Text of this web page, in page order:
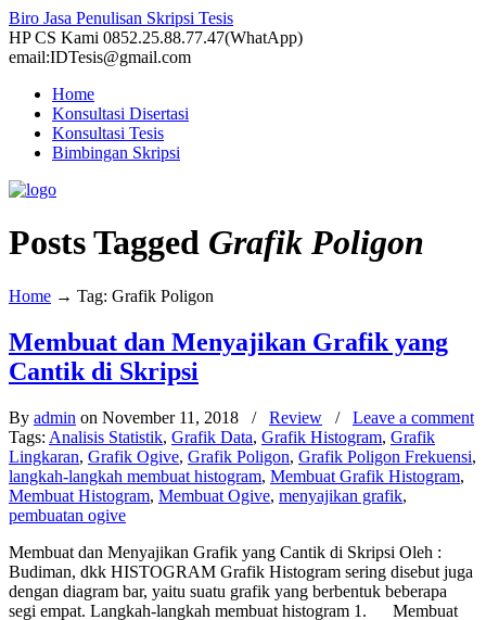
Biro Jasa Penulisan Skripsi Tesis
HP CS Kami 0852.25.88.77.47(WhatApp)
email:IDTesis@gmail.com
Home
Konsultasi Disertasi
Konsultasi Tesis
Bimbingan Skripsi
Posts Tagged Grafik Poligon
Home → Tag: Grafik Poligon
Membuat dan Menyajikan Grafik yang
Cantik di Skripsi
By admin on November 11, 2018 / Review / Leave a comment
Tags: Analisis Statistik, Grafik Data, Grafik Histogram, Grafik
Lingkaran, Grafik Ogive, Grafik Poligon, Grafik Poligon Frekuensi,
langkah-langkah membuat histogram, Membuat Grafik Histogram,
Membuat Histogram, Membuat Ogive, menyajikan grafik,
pembuatan ogive
Membuat dan Menyajikan Grafik yang Cantik di Skripsi Oleh :
Budiman, dkk HISTOGRAM Grafik Histogram sering disebut juga
dengan diagram bar, yaitu suatu grafik yang berbentuk beberapa
segi empat. Langkah-langkah membuat histogram 1. Membuat